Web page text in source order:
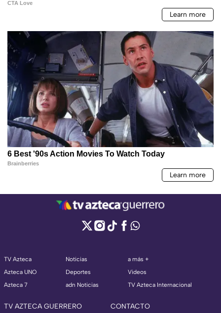
TV Azteca
Azteca UNO
Azteca 7
Noticias
Deportes
adn Noticias
a más +
Videos
TV Azteca Internacional
TV AZTECA GUERRERO CONTACTO